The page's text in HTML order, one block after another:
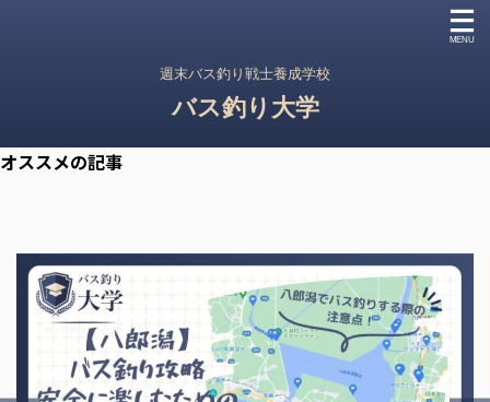
週末バス釣り戦士養成学校
バス釣り大学
オススメの記事